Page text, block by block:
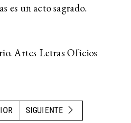
es un acto sagrado.
Artes Letras Oficios
SIGUIENTE